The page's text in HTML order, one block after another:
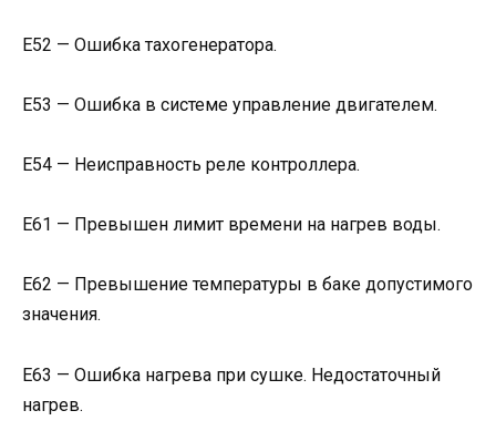
Е52 — Ошибка тахогенератора.
Е53 — Ошибка в системе управление двигателем.
Е54 — Неисправность реле контроллера.
Е61 — Превышен лимит времени на нагрев воды.
Е62 — Превышение температуры в баке допустимого
значения.
Е63 — Ошибка нагрева при сушке. Недостаточный
нагрев.